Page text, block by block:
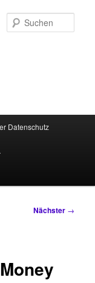
Datenschutz
Nächster →